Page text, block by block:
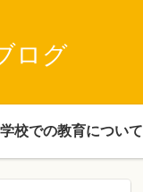
ログ
学校での教育について